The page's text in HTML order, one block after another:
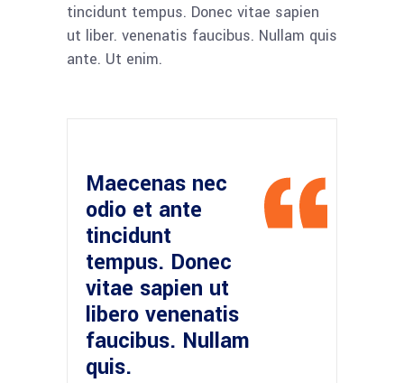
tincidunt tempus. Donec vitae sapien
ut liber. venenatis faucibus. Nullam quis
ante. Ut enim.
Maecenas nec
odio et ante
tincidunt
tempus. Donec
vitae sapien ut
libero venenatis
faucibus. Nullam
quis.